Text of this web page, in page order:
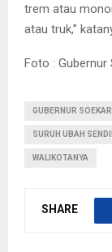
trem atau
atau truk,”
Foto : Gubernur
GUBERNUR
SURUH UBAH
WALIKOTANYA
SHARE